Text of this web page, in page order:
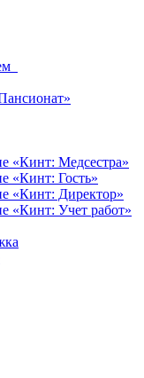
«Кинт: Медсестра»
«Кинт: Гость»
«Кинт: Директор»
«Кинт: Учет работ»